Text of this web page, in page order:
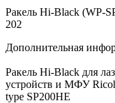
Ракель Hi-Black (WP-
202
Дополнительная
Ракель Hi-Black для
устройств и МФУ
type SP200HE